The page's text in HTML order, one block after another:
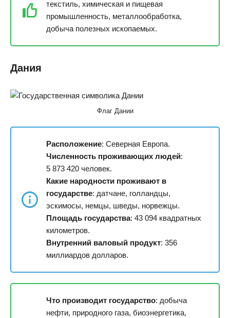
текстиль, химическая и пищевая
промышленность, металлообработка,
добыча полезных ископаемых.
Дания
Флаг Дании
Расположение: Северная Европа.
Численность проживающих людей:
5 873 420 человек.
Какие народности проживают в
государстве: датчане, голландцы,
эскимосы, немцы, шведы, норвежцы.
Площадь государства: 43 094 квадратных
километров.
Внутренний валовый продукт: 356
миллиардов долларов.
Что производит государство: добыча
нефти, природного газа, биоэнергетика,